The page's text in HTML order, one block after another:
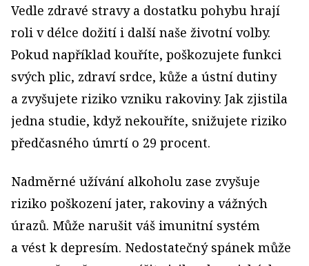
Vedle zdravé stravy a dostatku pohybu hrají
roli v délce dožití i další naše životní volby.
Pokud například kouříte, poškozujete funkci
svých plic, zdraví srdce, kůže a ústní dutiny
a zvyšujete riziko vzniku rakoviny. Jak zjistila
jedna studie, když nekouříte, snižujete riziko
předčasného úmrtí o 29 procent.
Nadměrné užívání alkoholu zase zvyšuje
riziko poškození jater, rakoviny a vážných
úrazů. Může narušit váš imunitní systém
a vést k depresím. Nedostatečný spánek může